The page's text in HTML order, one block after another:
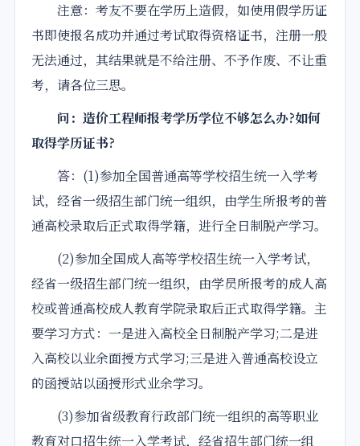
注意：考友不要在学历上造假，如使用假学历证
书即使报名成功并通过考试取得资格证书，注册一般
无法通过，其结果就是不给注册、不予作废、不让重
考，请各位三思。
问：造价工程师报考学历学位不够怎么办?如何
取得学历证书?
答：(1)参加全国普通高等学校招生统一入学考
试，经省一级招生部门统一组织，由学生所报考的普
通高校录取后正式取得学籍，进行全日制脱产学习。
(2)参加全国成人高等学校招生统一入学考试，
经省一级招生部门统一组织，由学员所报考的成人高
校或普通高校成人教育学院录取后正式取得学籍。主
要学习方式：一是进入高校全日制脱产学习;二是进
入高校以业余面授方式学习;三是进入普通高校设立
的函授站以函授形式业余学习。
(3)参加省级教育行政部门统一组织的高等职业
教育对口招生统一入学考试，经省招生部门统一组